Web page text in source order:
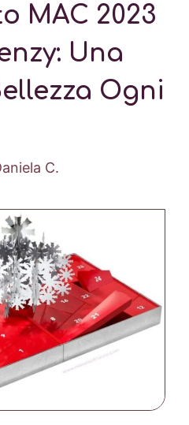
MAC 2023
Una
Ogni
C.